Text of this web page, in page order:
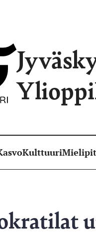
Kulttuuri